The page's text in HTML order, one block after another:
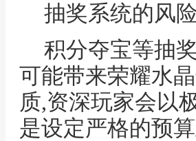
抽奖系统的风
积分夺宝等抽
可能带来荣耀水
质,资深玩家会以
是设定严格的预